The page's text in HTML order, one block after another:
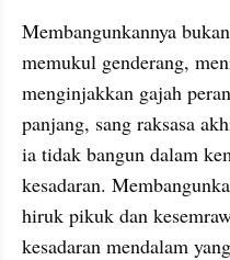
Membangunkannya
memukul genderang,
menginjakkan gajah
panjang, sang raksasa
ia tidak bangun dalam
kesadaran.
hiruk pikuk dan
kesadaran mendalam